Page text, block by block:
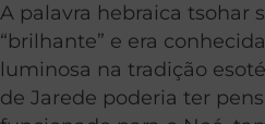
A palavra hebraica tsohar
“brilhante” e era
luminosa na tradição
de Jarede poderia ter